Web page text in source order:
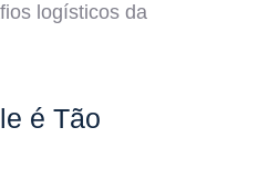
logísticos da
é Tão